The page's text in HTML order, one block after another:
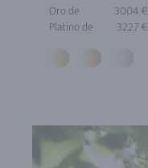
Oro de
3004 €
Platino de
3227 €